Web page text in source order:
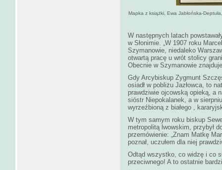
Mapka z książki, Ewa Jabłońska-
W następnych latach
w Słonimie. „W 1907 roku
Szymanowie, niedaleko
otwartą pracę u wrót stolicy
Obecnie w Szymanowie
Gdy Arcybiskup Zygmunt
osiadł w pobliżu Jazłowca, to
prawdziwie ojcowską opieką, a
sióstr Niepokalanek, a w
wyrzeźbioną z białego ,
W tym samym roku biskup
metropolitą lwowskim, przybył
przemówienie: „Znam Matkę
poznał, uczułem dla niej
Odtąd wszystko, co widzę i co
przeciwnego! A to ostatnie